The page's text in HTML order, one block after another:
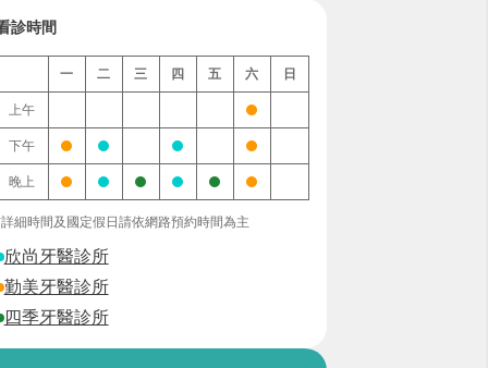
診時間
一 二 三 四 五 六 日
上午
下午
晚上
細時間及國定假日請依網路預約時間為主
欣尚牙醫診所
勤美牙醫診所
四季牙醫診所